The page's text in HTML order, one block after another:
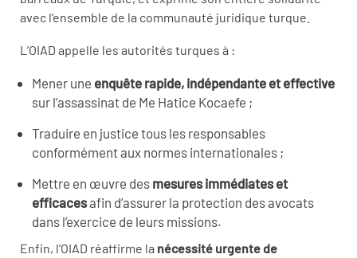
avec l’ensemble de la communauté juridique turque.
L’OIAD appelle les autorités turques à :
Mener une enquête rapide, indépendante et effective
sur l’assassinat de Me Hatice Kocaefe ;
Traduire en justice tous les responsables
conformément aux normes internationales ;
Mettre en œuvre des mesures immédiates et
efficacesafin d’assurer la protection des avocats
dans l’exercice de leurs missions.
Enfin, l’OIAD réaffirme la nécessité urgente de